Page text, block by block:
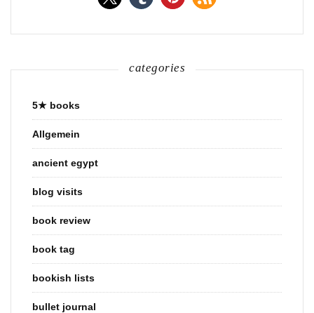
categories
5★ books
Allgemein
ancient egypt
blog visits
book review
book tag
bookish lists
bullet journal